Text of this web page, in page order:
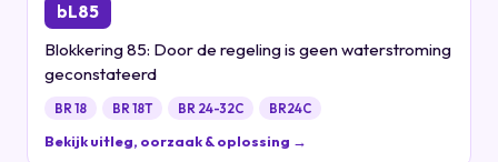
bL85
Blokkering 85: Door de regeling is geen waterstroming
geconstateerd
BR 18 BR 18T BR 24-32C BR24C
Bekijk uitleg, oorzaak & oplossing →